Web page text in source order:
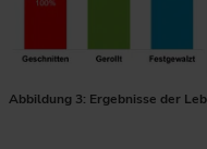
Abbildung 3: Ergebnisse der